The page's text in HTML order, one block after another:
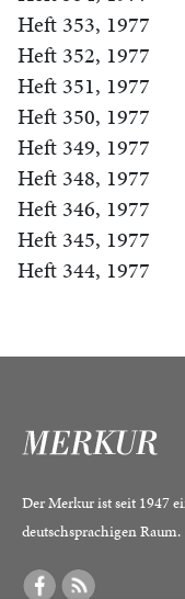
Heft 353, 1977
Heft 352, 1977
Heft 351, 1977
Heft 350, 1977
Heft 349, 1977
Heft 348, 1977
Heft 346, 1977
Heft 345, 1977
Heft 344, 1977
Der Merkur ist seit 1947
deutschsprachigen Raum.